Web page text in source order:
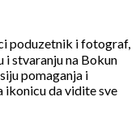
poduzetnik i fotograf,
i stvaranju na Bokun
pomaganja i
ikonicu da vidite sve